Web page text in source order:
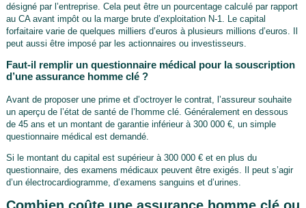
désigné par l’entreprise. Cela peut être un pourcentage calculé par rapport
au CA avant impôt ou la marge brute d’exploitation N-1. Le capital
forfaitaire varie de quelques milliers d’euros à plusieurs millions d’euros. Il
peut aussi être imposé par les actionnaires ou investisseurs.
Faut-il remplir un questionnaire médical pour la souscription
d’une assurance homme clé ?
Avant de proposer une prime et d’octroyer le contrat, l’assureur souhaite
un aperçu de l’état de santé de l’homme clé. Généralement en dessous
de 45 ans et un montant de garantie inférieur à 300 000 €, un simple
questionnaire médical est demandé.
Si le montant du capital est supérieur à 300 000 € et en plus du
questionnaire, des examens médicaux peuvent être exigés. Il peut s’agir
d’un électrocardiogramme, d’examens sanguins et d’urines.